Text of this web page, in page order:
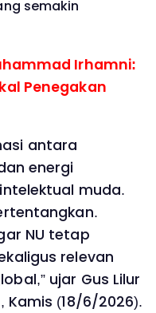
semakin
Irhamni:
Penegakan
antara
energi
muda.
NU tetap
relevan
ujar Gus Lilur
(18/6/2026).